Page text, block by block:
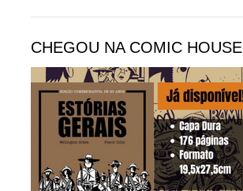
CHEGOU NA COMIC HOUSE